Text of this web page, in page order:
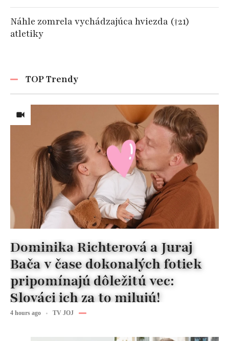
Náhle zomrela vychádzajúca hviezda (†21)
atletiky
TOP Trendy
Dominika Richterová a Juraj
Bača v čase dokonalých fotiek
pripomínajú dôležitú vec:
Slováci ich za to milujú!
4 hours ago TV JOJ